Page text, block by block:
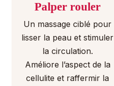
Palper rouler
Un massage ciblé pour
lisser la peau et stimuler
la circulation.
Améliore l’aspect de la
cellulite et raffermir la